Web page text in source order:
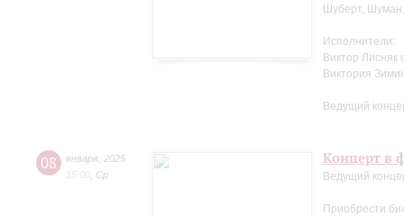
Шуберт,
Исполнители:
Виктор Лисняк
Виктория
Ведущий
08 января 2025
15:00 Ср
Концерт в
Ведущий
Приобрести